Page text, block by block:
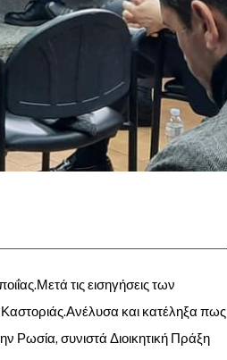
τις εισηγήσεις των
και κατέληξα πως
συνιστά Διοικητική Πράξη